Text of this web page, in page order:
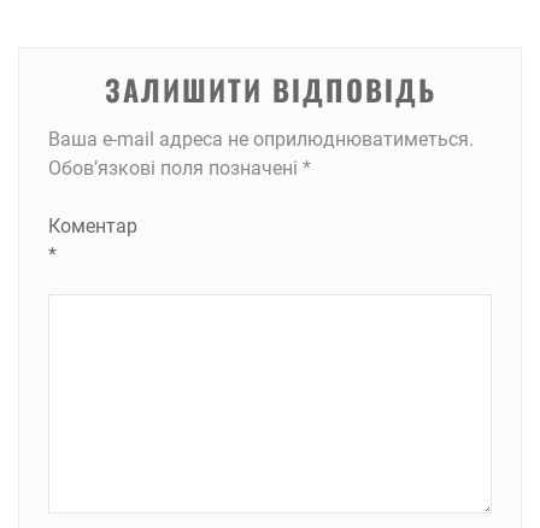
ЗАЛИШИТИ ВІДПОВІДЬ
Ваша e-mail адреса не оприлюднюватиметься.
Обов’язкові поля позначені *
Коментар
*